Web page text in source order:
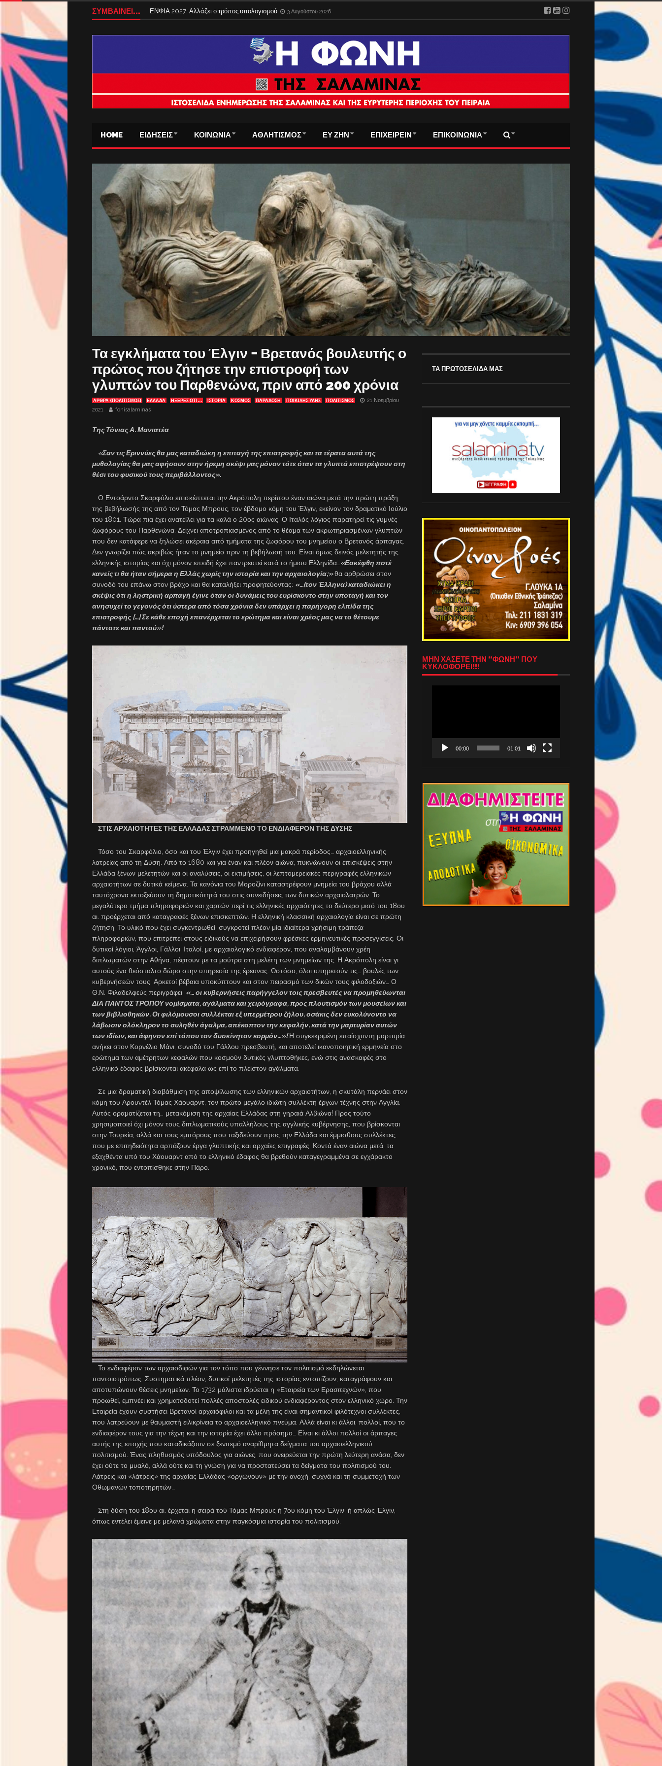
ΣΥΜΒΑΙΝΕΙ... Tέλος από σήμερα τα ταξίδια στο εξωτερικό με την παλιά ταυτότητα – Λήγει η προθεσμία
HOME ΕΙΔΗΣΕΙΣ ΚΟΙΝΩΝΙΑ ΑΘΛΗΤΙΣΜΟΣ ΕΥ ΖΗΝ ΕΠΙΧΕΙΡΕΙΝ ΕΠΙΚΟΙΝΩΝΙΑ
Τα εγκλήματα του Έλγιν − Βρετανός βουλευτής ο
πρώτος που ζήτησε την επιστροφή των
γλυπτών του Παρθενώνα, πριν από 200 χρόνια
ΆΡΘΡΑ (ΠΟΛΙΤΙΣΜΌΣ) ΕΛΛΑΔΑ ΉΞΕΡΕΣ ΌΤΙ... ΙΣΤΟΡΙΑ ΚΟΣΜΟΣ ΠΑΡΑΔΟΣΗ ΠΟΙΚΙΛΗΣ ΥΛΗΣ ΠΟΛΙΤΙΣΜΟΣ
21 Νοεμβρίου
2021
fonisalaminas
Της Τόνιας Α. Μανιατέα
«Σαν τις Εριννύες θα μας καταδιώκη η επιταγή της επιστροφής και τα τέρατα αυτά της
μυθολογίας θα μας αφήσουν στην ήρεμη σκέψι μας μόνον τότε όταν τα γλυπτά επιστρέψουν στη
θέσι του φυσικού τους περιβάλλοντος».
Ο Εντοάρντο Σκαρφόλιο επισκέπτεται την Ακρόπολη περίπου έναν αιώνα μετά την πρώτη πράξη
της βεβήλωσής της από τον Τόμας Μπρους, τον έβδομο κόμη του Έλγιν, εκείνον τον δραματικό Ιούλιο
του 1801. Τώρα πια έχει ανατείλει για τα καλά ο 20ος αιώνας. Ο Ιταλός λόγιος παρατηρεί τις γυμνές
ζωφόρους του Παρθενώνα. Δείχνει αποτροπιασμένος από το θέαμα των ακρωτηριασμένων γλυπτών
που δεν κατάφερε να ξηλώσει ακέραια από τμήματα της ζωφόρου του μνημείου ο Βρετανός άρπαγας.
Δεν γνωρίζει πώς ακριβώς ήταν το μνημείο πριν τη βεβήλωσή του. Είναι όμως δεινός μελετητής της
ελληνικής ιστορίας και όχι μόνον επειδή έχει παντρευτεί κατά το ήμισυ Ελληνίδα… «Εσκέφθη ποτέ
κανείς τι θα ήταν σήμερα η Ελλάς χωρίς την ιστορία και την αρχαιολογία;»θα αρθρώσει στον
συνοδό του επάνω στον βράχο και θα καταλήξει προφητεύοντας: «…(τον Έλληνα) καταδιώκει η
σκέψις ότι η ληστρική αρπαγή έγινε όταν οι δυνάμεις του ευρίσκοντο στην υποταγή και τον
ανησυχεί το γεγονός ότι ύστερα από τόσα χρόνια δεν υπάρχει η παρήγορη ελπίδα της
επιστροφής […] Σε κάθε εποχή επανέρχεται το ερώτημα και είναι χρέος μας να το θέτουμε
πάντοτε και παντού»!
ΣΤΙΣ ΑΡΧΑΙΟΤΗΤΕΣ ΤΗΣ ΕΛΛΑΔΑΣ ΣΤΡΑΜΜΕΝΟ ΤΟ ΕΝΔΙΑΦΕΡΟΝ ΤΗΣ ΔΥΣΗΣ
Τόσο του Σκαρφόλιο, όσο και του Έλγιν έχει προηγηθεί μια μακρά περίοδος… αρχαιοελληνικής
λατρείας από τη Δύση. Από το 1680 και για έναν και πλέον αιώνα, πυκνώνουν οι επισκέψεις στην
Ελλάδα ξένων μελετητών και οι αναλύσεις, οι εκτιμήσεις, οι λεπτομερειακές περιγραφές ελληνικών
αρχαιοτήτων σε δυτικά κείμενα. Τα κανόνια του Μοροζίνι καταστρέφουν μνημεία του βράχου αλλά
ταυτόχρονα εκτοξεύουν τη δημοτικότητά του στις συνειδήσεις των δυτικών αρχαιολατρών. Το
μεγαλύτερο τμήμα πληροφοριών και χαρτών περί τις ελληνικές αρχαιότητες το δεύτερο μισό του 18ου
αι. προέρχεται από καταγραφές ξένων επισκεπτών. Η ελληνική κλασσική αρχαιολογία είναι σε πρώτη
ζήτηση. Το υλικό που έχει συγκεντρωθεί, συγκροτεί πλέον μία ιδιαίτερα χρήσιμη τράπεζα
πληροφοριών, που επιτρέπει στους ειδικούς να επιχειρήσουν φρέσκες ερμηνευτικές προσεγγίσεις. Οι
δυτικοί λόγιοι, Άγγλοι, Γάλλοι, Ιταλοί, με αρχαιολογικό ενδιαφέρον, που αναλαμβάνουν χρέη
διπλωματών στην Αθήνα, πέφτουν με τα μούτρα στη μελέτη των μνημείων της. Η Ακρόπολη είναι γι
αυτούς ένα θεόσταλτο δώρο στην υπηρεσία της έρευνας. Ωστόσο, όλοι υπηρετούν τις… βουλές των
κυβερνήσεών τους. Αρκετοί βέβαια υποκύπτουν και στον πειρασμό των δικών τους φιλοδοξιών… Ο
Θ.Ν. Φιλαδελφεύς περιγράφει: «…οι κυβερνήσεις παρήγγελον τοις πρεσβευτές να προμηθεύωνται
ΔΙΑ ΠΑΝΤΟΣ ΤΡΟΠΟΥ νομίσματα, αγάλματα και χειρόγραφα, προς πλουτισμόν των μουσείων και
των βιβλιοθηκών. Οι φιλόμουσοι συλλέκται εξ υπερμέτρου ζήλου, οσάκις δεν ευκολύνοντο να
λάβωσιν ολόκληρον το συληθέν άγαλμα, απέκοπτον την κεφαλήν, κατά την μαρτυρίαν αυτών
των ιδίων, και άφηνον επί τόπου τον δυσκίνητον κορμόν…»!Η συγκεκριμένη επαίσχυντη μαρτυρία
ανήκει στον Κορνέλιο Μάνι, συνοδό του Γάλλου πρεσβευτή, και αποτελεί ικανοποιητική ερμηνεία στο
ερώτημα των αμέτρητων κεφαλών που κοσμούν δυτικές γλυπτοθήκες, ενώ στις ανασκαφές στο
ελληνικό έδαφος βρίσκονται ακέφαλα ως επί το πλείστον αγάλματα.
Σε μια δραματική διαβάθμιση της αποψίλωσης των ελληνικών αρχαιοτήτων, η σκυτάλη περνάει στον
κόμη του Αρουντέλ Τόμας Χάουαρντ, τον πρώτο μεγάλο ιδιώτη συλλέκτη έργων τέχνης στην Αγγλία.
Αυτός οραματίζεται τη… μετακόμιση της αρχαίας Ελλάδας στη γηραιά Αλβιώνα! Προς τούτο
χρησιμοποιεί όχι μόνον τους διπλωματικούς υπαλλήλους της αγγλικής κυβέρνησης, που βρίσκονται
στην Τουρκία, αλλά και τους εμπόρους που ταξιδεύουν προς την Ελλάδα και έμμισθους συλλέκτες,
που με επιτηδειότητα αρπάζουν έργα γλυπτικής και αρχαίες επιγραφές. Κοντά έναν αιώνα μετά, τα
εξαχθέντα υπό του Χάουαρντ από το ελληνικό έδαφος θα βρεθούν καταγεγραμμένα σε εγχάρακτο
χρονικό, που εντοπίσθηκε στην Πάρο.
Το ενδιαφέρον των αρχαιοδιφών για τον τόπο που γέννησε τον πολιτισμό εκδηλώνεται
παντοιοτρόπως. Συστηματικά πλέον, δυτικοί μελετητές της ιστορίας εντοπίζουν, καταγράφουν και
αποτυπώνουν θέσεις μνημείων. Το 1732 μάλιστα ιδρύεται η «Εταιρεία των Ερασιτεχνών», που
προωθεί, εμπνέει και χρηματοδοτεί πολλές αποστολές ειδικού ενδιαφέροντος στον ελληνικό χώρο. Την
Εταιρεία έχουν συστήσει Βρετανοί αρχαιόφιλοι και τα μέλη της είναι σημαντικοί φιλότεχνοι συλλέκτες,
που λατρεύουν με θαυμαστή ειλικρίνεια το αρχαιοελληνικό πνεύμα. Αλλά είναι κι άλλοι, πολλοί, που το
ενδιαφέρον τους για την τέχνη και την ιστορία έχει άλλο πρόσημο… Είναι κι άλλοι πολλοί οι άρπαγες
αυτής της εποχής που καταδικάζουν σε ξενιτεμό αναρίθμητα δείγματα του αρχαιοελληνικού
πολιτισμού. Ένας πληθυσμός υπόδουλος για αιώνες, που ονειρεύεται την πρώτη λεύτερη ανάσα, δεν
έχει ούτε το μυαλό, αλλά ούτε και τη γνώση για να προστατεύσει τα δείγματα του πολιτισμού του.
Λάτρεις και «λάτρεις» της αρχαίας Ελλάδας «οργώνουν» με την ανοχή, συχνά και τη συμμετοχή των
Οθωμανών τοποτηρητών…
Στη δύση του 18ου αι. έρχεται η σειρά τού Τόμας Μπρους ή 7ου κόμη του Έλγιν, ή απλώς Έλγιν,
όπως εντέλει έμεινε με μελανά χρώματα στην παγκόσμια ιστορία του πολιτισμού.
ΤΑ ΠΡΩΤΟΣΕΛΙΔΑ ΜΑΣ
ΜΗΝ ΧΑΣΕΤΕ ΤΗΝ “ΦΩΝΗ” ΠΟΥ
ΚΥΚΛΟΦΟΡΕΙ!!!
00:00 01:01